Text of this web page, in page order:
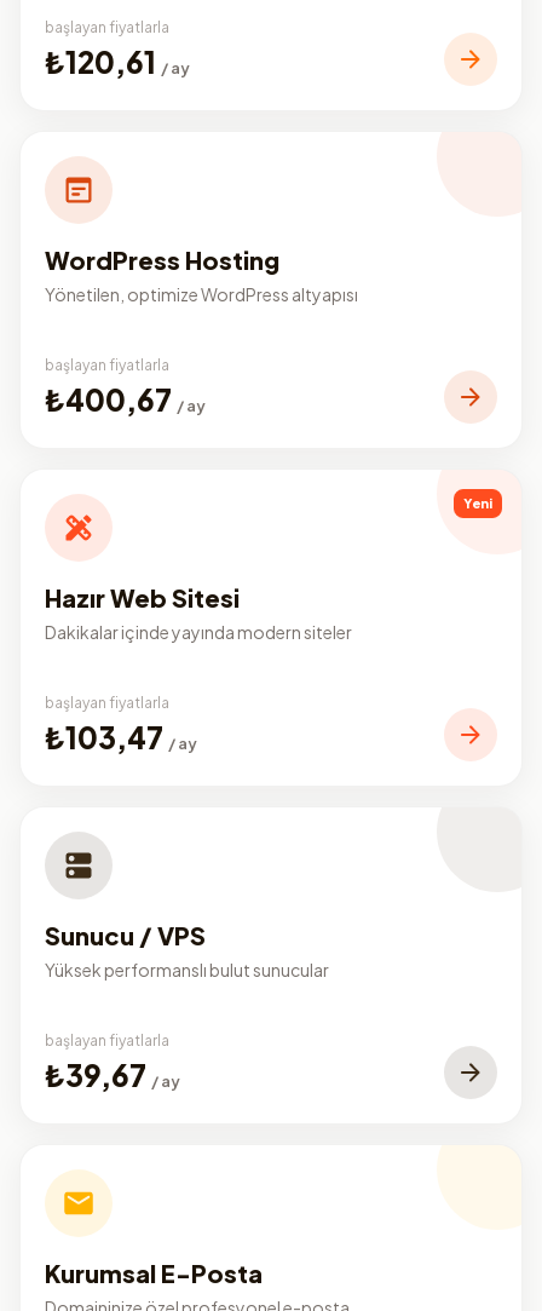
başlayan fiyatlarla
₺120,61 / ay
WordPress Hosting
Yönetilen, optimize WordPress altyapısı
başlayan fiyatlarla
₺400,67 / ay
Yeni
Hazır Web Sitesi
Dakikalar içinde yayında modern siteler
başlayan fiyatlarla
₺103,47 / ay
Sunucu / VPS
Yüksek performanslı bulut sunucular
başlayan fiyatlarla
₺39,67 / ay
Kurumsal E-Posta